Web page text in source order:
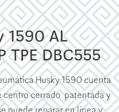
1590 AL
TPE DBC555
Husky 1590 cuenta
centro cerrado patentada y